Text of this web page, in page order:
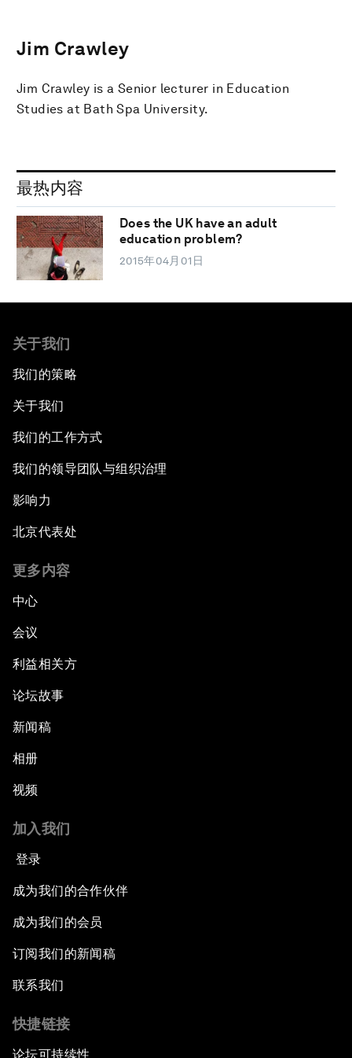
Jim Crawley
Jim Crawley is a Senior lecturer in Education
Studies at Bath Spa University.
最热内容
Does the UK have an adult
education problem?
2015年04月01日
关于我们
我们的策略
关于我们
我们的工作方式
我们的领导团队与组织治理
影响力
北京代表处
更多内容
中心
会议
利益相关方
论坛故事
新闻稿
相册
视频
加入我们
登录
成为我们的合作伙伴
成为我们的会员
订阅我们的新闻稿
联系我们
快捷链接
论坛可持续性